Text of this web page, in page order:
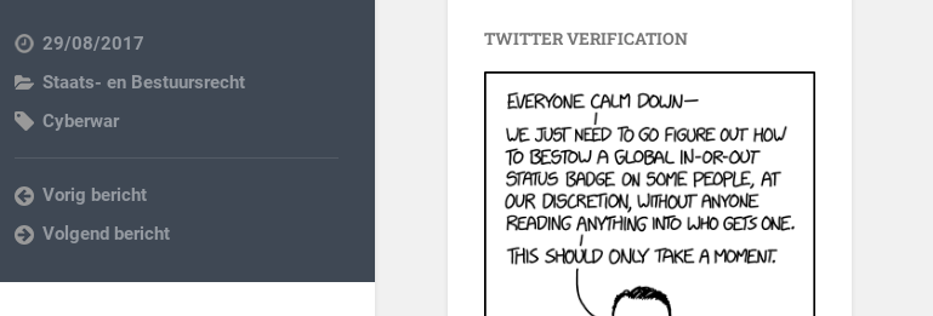
29/08/2017
Staats- en Bestuursrecht
Cyberwar
Vorig bericht
Volgend bericht
TWITTER VERIFICATION